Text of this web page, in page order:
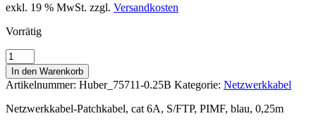
exkl. 19 % MwSt. zzgl. Versandkosten
Vorrätig
Patchkabel
cat6A
S/FTP
PIMF
blau
In den Warenkorb
Artikelnummer: Huber_75711-0.25B Kategorie: Netzwerkkabel
Netzwerkkabel-Patchkabel, cat 6A, S/FTP, PIMF, blau, 0,25m